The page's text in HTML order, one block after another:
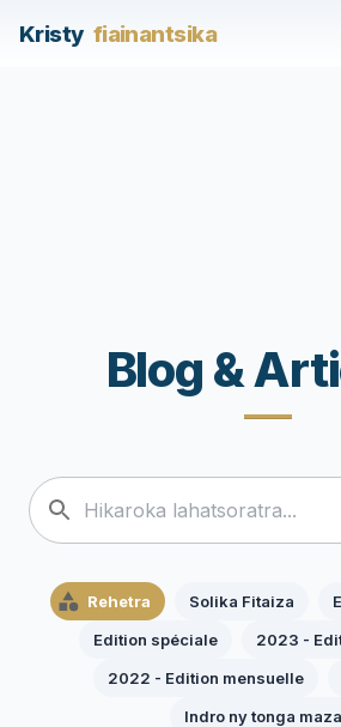
Kristy fiainantsika
Blog &
Rehetra Solika Fitaiza
Edition spéciale
2023 -
2022 - Edition mensuelle
Indro ny tonga